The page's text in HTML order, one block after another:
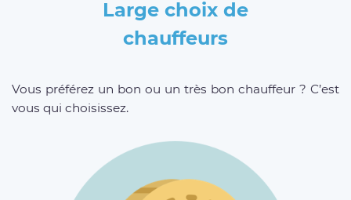
Large choix de
chauffeurs
Vous préférez un bon ou un très bon chauffeur ? C’est
vous qui choisissez.